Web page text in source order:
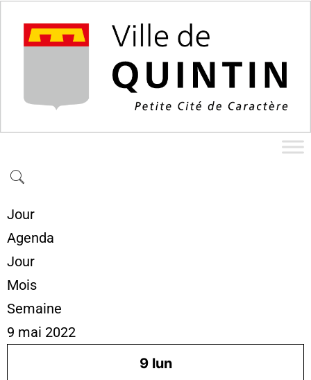
Jour
Agenda
Jour
Mois
Semaine
9 mai 2022
9 lun